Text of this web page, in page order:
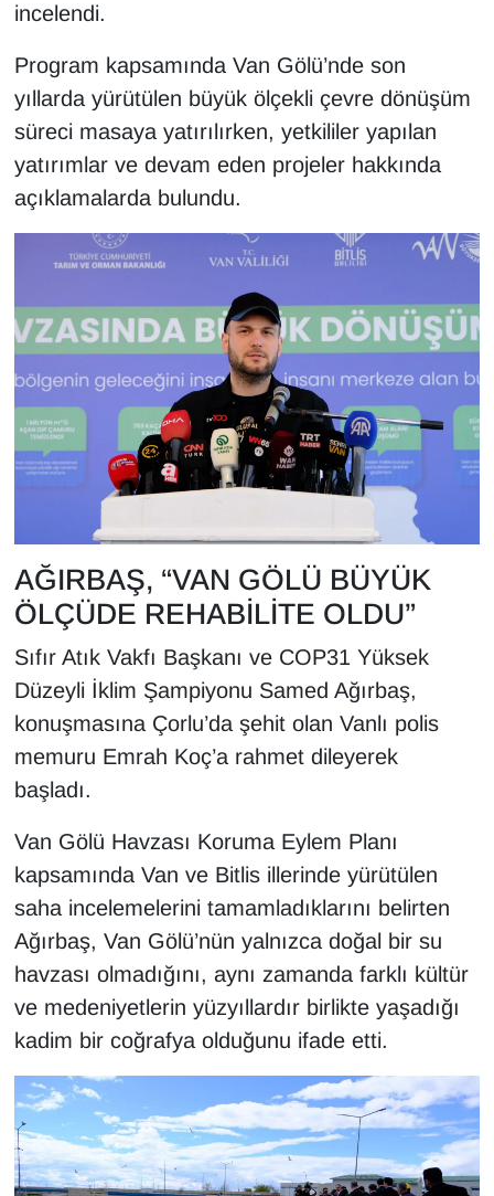
incelendi.
Program kapsamında Van Gölü’nde son
yıllarda yürütülen büyük ölçekli çevre dönüşüm
süreci masaya yatırılırken, yetkililer yapılan
yatırımlar ve devam eden projeler hakkında
açıklamalarda bulundu.
AĞIRBAŞ, “VAN GÖLÜ BÜYÜK
ÖLÇÜDE REHABİLİTE OLDU”
Sıfır Atık Vakfı Başkanı ve COP31 Yüksek
Düzeyli İklim Şampiyonu Samed Ağırbaş,
konuşmasına Çorlu’da şehit olan Vanlı polis
memuru Emrah Koç’a rahmet dileyerek
başladı.
Van Gölü Havzası Koruma Eylem Planı
kapsamında Van ve Bitlis illerinde yürütülen
saha incelemelerini tamamladıklarını belirten
Ağırbaş, Van Gölü’nün yalnızca doğal bir su
havzası olmadığını, aynı zamanda farklı kültür
ve medeniyetlerin yüzyıllardır birlikte yaşadığı
kadim bir coğrafya olduğunu ifade etti.
Kültür & Sanat
KURDÎ
MAGAZİN
MEDYA
ONE EKONOMİ
POLİTİKA
RÖPORTAJ
SAĞLIK
Seri İlan
Sinema - TV
SİYASET
SPOR
TEBRİK
Turizm
Vasıta
YAŞAM
YEREL